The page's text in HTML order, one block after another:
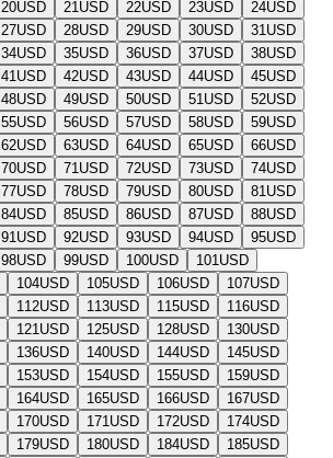
20USD 21USD 22USD 23USD 24USD
27USD 28USD 29USD 30USD 31USD
34USD 35USD 36USD 37USD 38USD
41USD 42USD 43USD 44USD 45USD
48USD 49USD 50USD 51USD 52USD
55USD 56USD 57USD 58USD 59USD
62USD 63USD 64USD 65USD 66USD
70USD 71USD 72USD 73USD 74USD
77USD 78USD 79USD 80USD 81USD
84USD 85USD 86USD 87USD 88USD
91USD 92USD 93USD 94USD 95USD
98USD 99USD 100USD 101USD
104USD 105USD 106USD 107USD
112USD 113USD 115USD 116USD
121USD 125USD 128USD 130USD
136USD 140USD 144USD 145USD
153USD 154USD 155USD 159USD
164USD 165USD 166USD 167USD
170USD 171USD 172USD 174USD
179USD 180USD 184USD 185USD